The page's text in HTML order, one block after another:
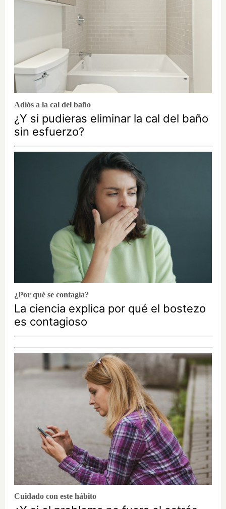
Adiós a la cal del baño
¿Y si pudieras eliminar la cal del baño
sin esfuerzo?
¿Por qué se contagia?
La ciencia explica por qué el bostezo
es contagioso
Cuidado con este hábito